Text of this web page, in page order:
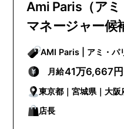
Ami Paris（ア
マネージャー候
AMI Paris | アミ
月給41万6,667
東京都｜宮城県｜大
｜福岡県
店長